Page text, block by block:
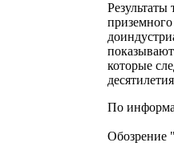
Результаты
показывают
которые
По
Обозрение